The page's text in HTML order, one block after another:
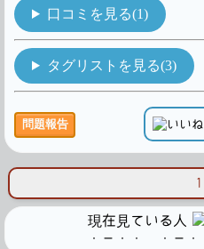
口コミを見る(1)
タグリストを見る(3)
問題報告
1
現在見ている人
・－・・ ・－